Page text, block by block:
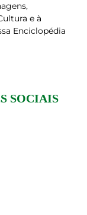
e à
Enciclopédia
SOCIAIS